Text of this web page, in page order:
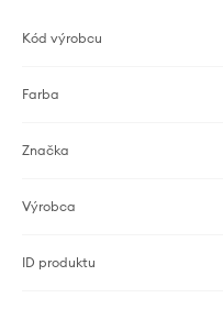
Kód výrobcu
Farba
Značka
Výrobca
ID produktu